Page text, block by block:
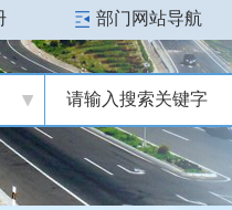
部门网站导航